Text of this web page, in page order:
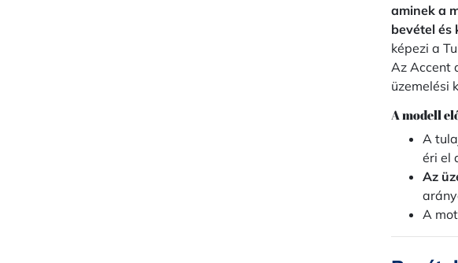
aminek a
bevétel és
képezi a
Az Accent
üzemelési
A modell
A
éri el
Az
A